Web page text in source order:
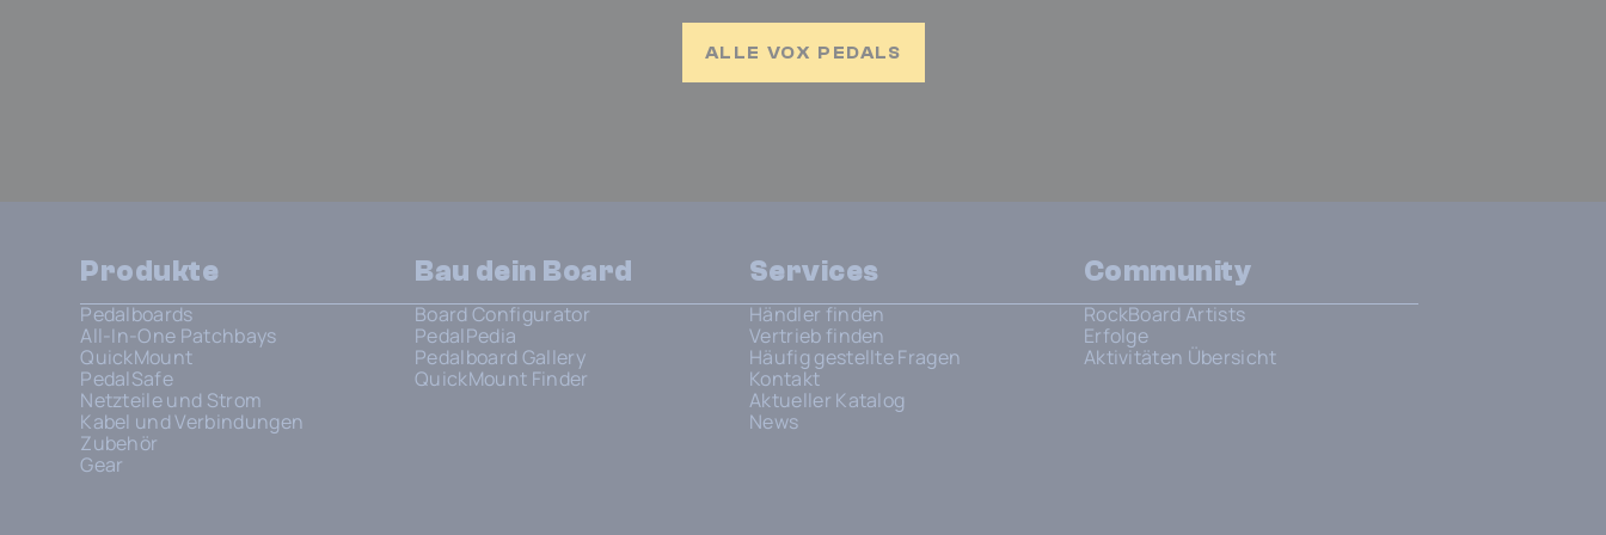
ALLE VOX PEDALS
Produkte
Pedalboards
All-In-One Patchbays
QuickMount
PedalSafe
Netzteile und Strom
Kabel und Verbindungen
Zubehör
Gear
Bau dein Board
Board Configurator
PedalPedia
Pedalboard Gallery
QuickMount Finder
Services
Händler finden
Vertrieb finden
Häufig gestellte Fragen
Kontakt
Aktueller Katalog
News
Community
RockBoard Artists
Erfolge
Aktivitäten Übersicht